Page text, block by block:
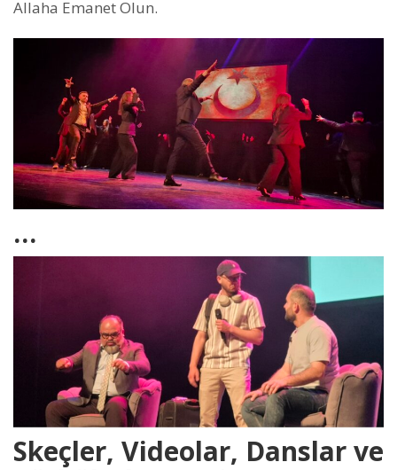
Allaha Emanet Olun.
…
Skeçler, Videolar, Danslar ve